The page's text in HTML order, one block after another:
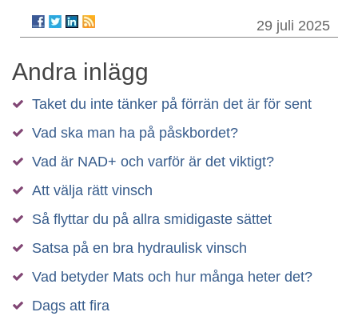
29 juli 2025
Andra inlägg
Taket du inte tänker på förrän det är för sent
Vad ska man ha på påskbordet?
Vad är NAD+ och varför är det viktigt?
Att välja rätt vinsch
Så flyttar du på allra smidigaste sättet
Satsa på en bra hydraulisk vinsch
Vad betyder Mats och hur många heter det?
Dags att fira